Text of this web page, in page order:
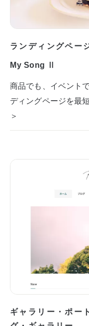
ランディングペー
My Song Ⅱ
商品でも、イベント
ディングページを最
＞
ギャラリー・ポー